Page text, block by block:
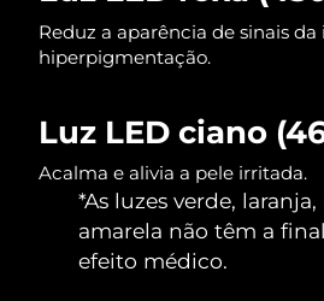
Reduz a aparência de sinais da
hiperpigmentação.
Luz LED ciano
Acalma e alivia a pele irritada.
*As luzes verde,
amarela não têm a
efeito médico.
Coreia do Sul
Suécia
Suíça
Taiwan